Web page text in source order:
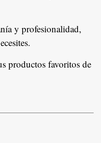
y profesionalidad,
productos favoritos de